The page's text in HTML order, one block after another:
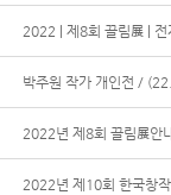
2022 | 제8회 끌림展 | 전
박주원 작가 개인전 /
2022년 제8회 끌림展안
2022년 제10회 한국창